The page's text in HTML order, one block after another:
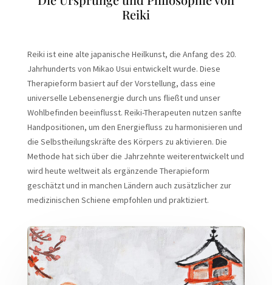
Reiki
Reiki ist eine alte japanische Heilkunst, die Anfang des 20.
Jahrhunderts von Mikao Usui entwickelt wurde. Diese
Therapieform basiert auf der Vorstellung, dass eine
universelle Lebensenergie durch uns fließt und unser
Wohlbefinden beeinflusst. Reiki-Therapeuten nutzen sanfte
Handpositionen, um den Energiefluss zu harmonisieren und
die Selbstheilungskräfte des Körpers zu aktivieren. Die
Methode hat sich über die Jahrzehnte weiterentwickelt und
wird heute weltweit als ergänzende Therapieform
geschätzt und in manchen Ländern auch zusätzlicher zur
medizinischen Schiene empfohlen und praktiziert.